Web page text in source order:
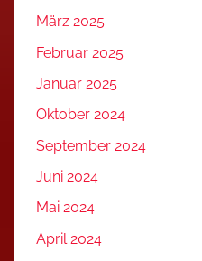
März 2025
Februar 2025
Januar 2025
Oktober 2024
September 2024
Juni 2024
Mai 2024
April 2024